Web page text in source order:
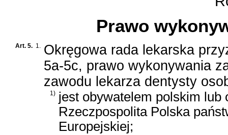
Prawo
Art. 5. 1. Okręgowa rada lekarska
5a-5c, prawo wykonywania
zawodu lekarza dentysty
1) jest obywatelem polskim lub
Rzeczpospolita Polska
Europejskiej;